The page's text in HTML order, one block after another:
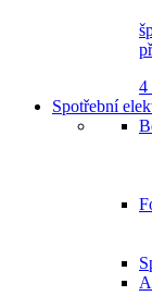
4
Spotřební